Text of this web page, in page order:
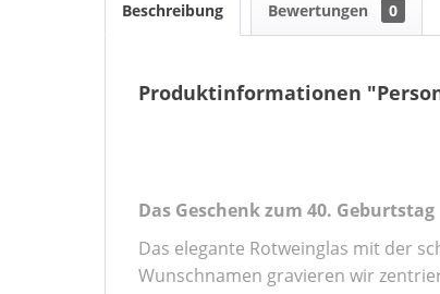
Beschreibung Bewertungen 0
Produktinformationen
Das Geschenk zum 40. Geburtstag
Das elegante Rotweinglas mit der
Wunschnamen gravieren wir